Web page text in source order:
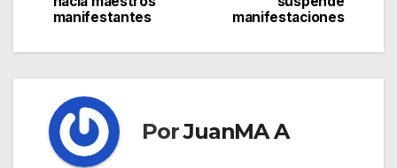
manifestaciones
manifestantes
PorJuanMA A